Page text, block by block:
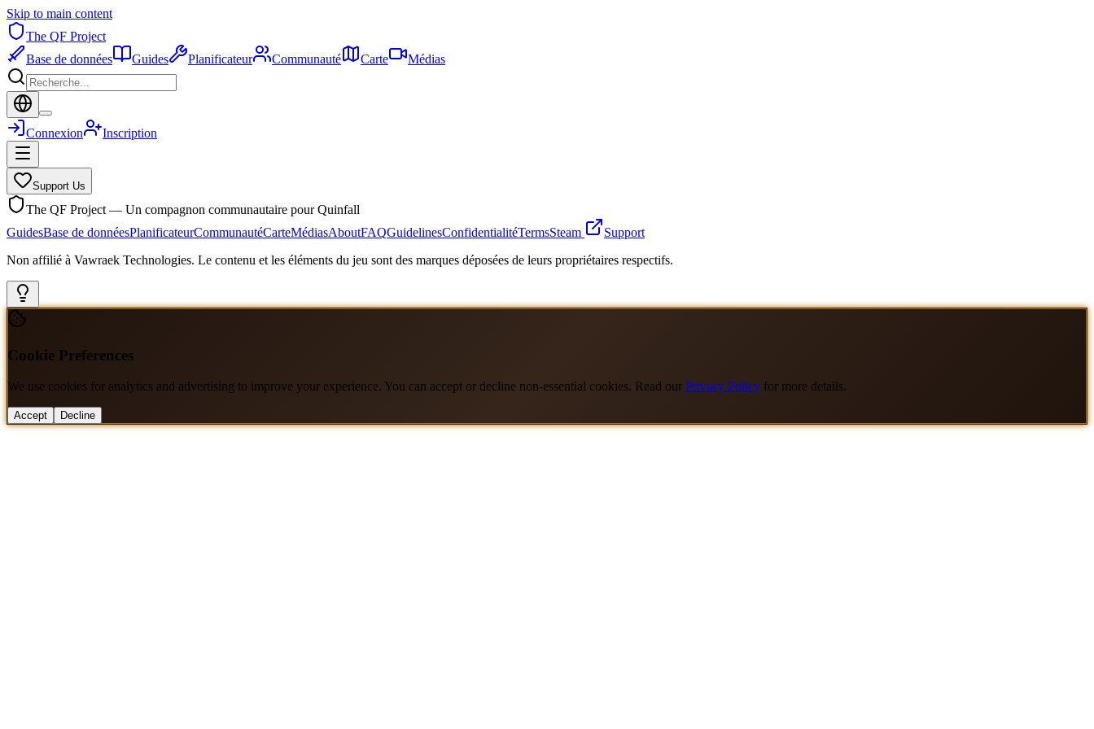
Skip to main content
The QF Project
Base de données
Guides Planificateur Communauté Carte Médias
Connexion Inscription
Support Us
The QF Project — Un compagnon communautaire pour Quinfall
GuidesBase de donnéesPlanificateurCommunautéCarteMédiasAboutFAQGuidelinesConfidentialitéTermsSteam
Support
Non affilié à Vawraek Technologies. Le contenu et les éléments du jeu sont des marques déposées de leurs propriétaires respectifs.
Cookie Preferences
We use cookies for analytics and advertising to improve your experience. You can accept or decline non-essential cookies. Read our Privacy Policy for more details.
Accept Decline